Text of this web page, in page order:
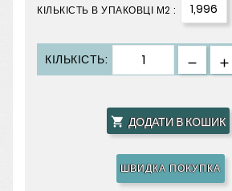
КІЛЬКІСТЬ В УПАКОВЦІ М2 : 1,996
КІЛЬКІСТЬ:
 ДОДАТИ В КОШИК
ШВИДКА ПОКУПКА